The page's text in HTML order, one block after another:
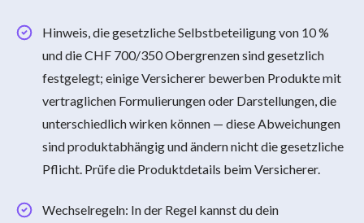
Hinweis, die gesetzliche Selbstbeteiligung von 10 %
und die CHF 700/350 Obergrenzen sind gesetzlich
festgelegt; einige Versicherer bewerben Produkte mit
vertraglichen Formulierungen oder Darstellungen, die
unterschiedlich wirken können — diese Abweichungen
sind produktabhängig und ändern nicht die gesetzliche
Pflicht. Prüfe die Produktdetails beim Versicherer.
Wechselregeln: In der Regel kannst du dein